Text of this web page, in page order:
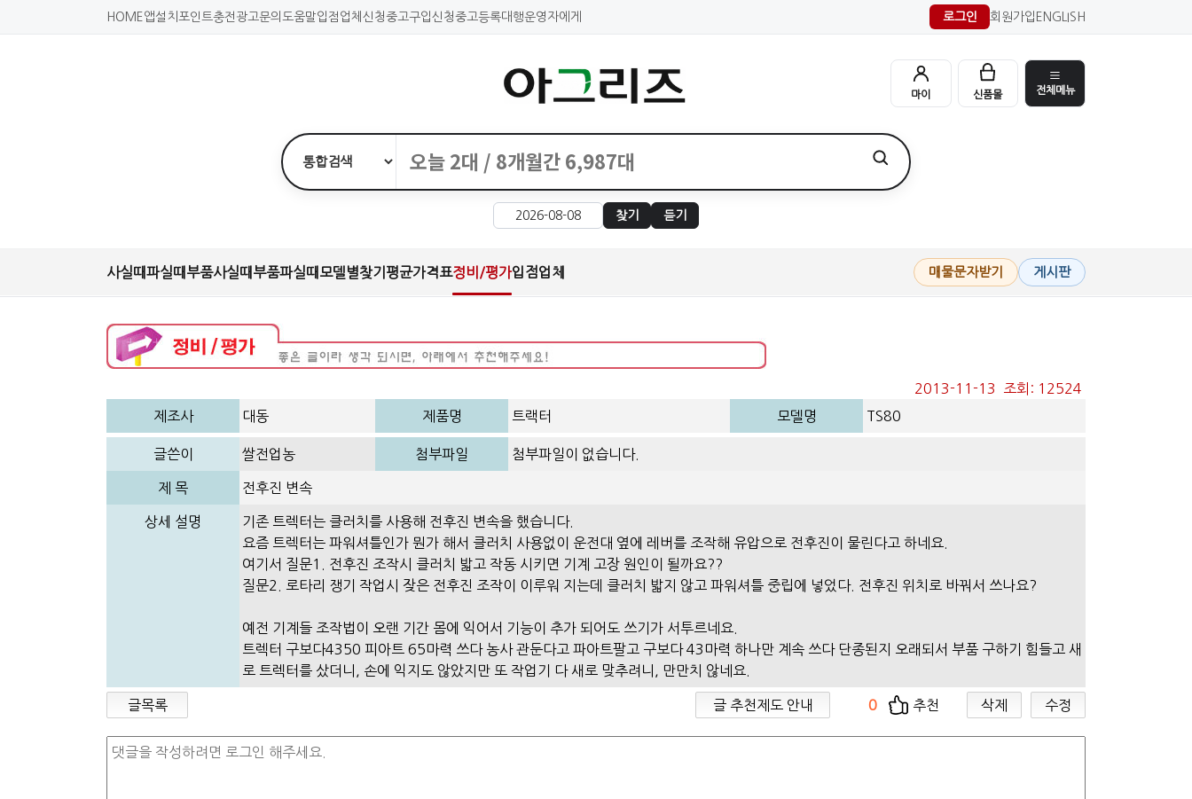
HOME 앱설치 포인트충전 광고문의 도움말입점업체신청중고구입신청중고등록대행운영자에게 로그인 회원가입 ENGLISH
찾기 듣기
마이 신품몰 전체메뉴
사실때파실때 부품사실때 부품파실때 모델별찾기 평균가격표정비/평가입점업체 매물문자받기 게시판
2013-11-13 조회: 12524
제조사
대동 제품명 트랙터 모델명 TS80
글쓴이 쌀전업농 첨부파일 첨부파일이 없습니다.
제 목 전후진 변속
상세 설명
기존 트렉터는 클러치를 사용해 전후진 변속을 했습니다.
요즘 트렉터는 파워셔틀인가 뭔가 해서 클러치 사용없이 운전대 옆에 레버를 조작해 유압으로 전후진이 물린다고 하네요.
여기서 질문1. 전후진 조작시 클러치 밟고 작동 시키면 기계 고장 원인이 될까요??
질문2. 로타리 쟁기 작업시 잦은 전후진 조작이 이루워 지는데 클러치 밟지 않고 파워셔틀 중립에 넣었다. 전후진 위치로 바꿔서 쓰나요?
예전 기계들 조작법이 오랜 기간 몸에 익어서 기능이 추가 되어도 쓰기가 서투르네요.
트렉터 구보다4350 피아트 65마력 쓰다 농사 관둔다고 파아트팔고 구보다 43마력 하나만 계속 쓰다 단종된지 오래되서 부품 구하기 힘들고 새
로 트렉터를 샀더니, 손에 익지도 않았지만 또 작업기 다 새로 맞추려니, 만만치 않네요.
글목록 글 추천제도 안내 0 추천 수정
삭제